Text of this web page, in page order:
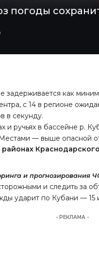
погоды
задерживается как
с 14 в регионе
в секунду.
и ручьях в бассейне р.
— выше опасной
районах
и прогнозирования
и следить за
ударит по Кубани — 15
- РЕКЛАМА -